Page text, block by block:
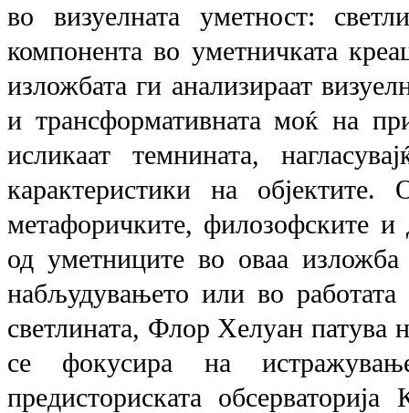
во визуелната уметност:
компонента во уметничката
изложбата ги анализираат
и трансформативната моќ на
исликаат темнината,
карактеристики на
метафоричките, филозофските и
од уметниците во оваа
набљудувањето или во работата
светлината, Флор Хелуан патува
се фокусира на
предисториската